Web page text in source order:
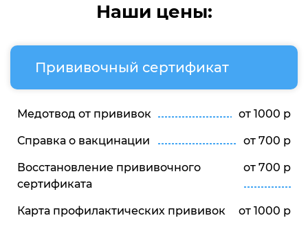
Наши цены:
Прививочный сертификат
Медотвод от прививок от 1000 р
Справка о вакцинации от 700 р
Восстановление прививочного
сертификата
от 700 р
Карта профилактических прививок от 1000 р